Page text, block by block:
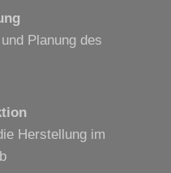
Planung des
Herstellung im